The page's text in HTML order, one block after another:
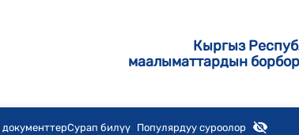
Кыргыз
маалыматтардын
Сурап билүү Популярдуу суроолор